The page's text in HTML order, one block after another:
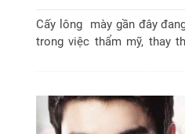
Cấy lông mày gần đây
trong việc thẩm mỹ, thay